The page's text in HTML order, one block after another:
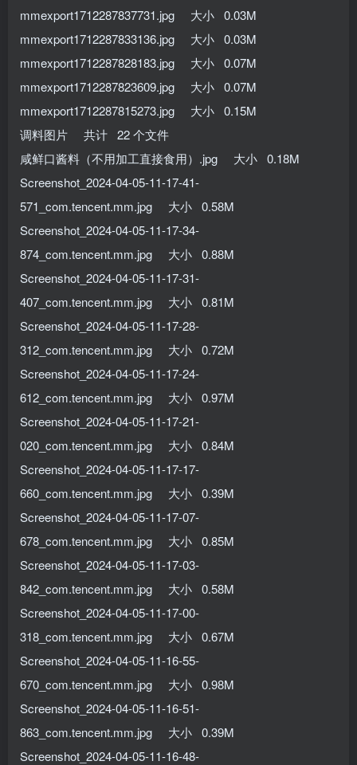
mmexport1712287837731.jpg 大小 0.03M
mmexport1712287833136.jpg 大小 0.03M
mmexport1712287828183.jpg 大小 0.07M
mmexport1712287823609.jpg 大小 0.07M
mmexport1712287815273.jpg 大小 0.15M
调料图片 共计 22 个文件
咸鲜口酱料（不用加工直接食用）.jpg 大小 0.18M
Screenshot_2024-04-05-11-17-41-
571_com.tencent.mm.jpg 大小 0.58M
Screenshot_2024-04-05-11-17-34-
874_com.tencent.mm.jpg 大小 0.88M
Screenshot_2024-04-05-11-17-31-
407_com.tencent.mm.jpg 大小 0.81M
Screenshot_2024-04-05-11-17-28-
312_com.tencent.mm.jpg 大小 0.72M
Screenshot_2024-04-05-11-17-24-
612_com.tencent.mm.jpg 大小 0.97M
Screenshot_2024-04-05-11-17-21-
020_com.tencent.mm.jpg 大小 0.84M
Screenshot_2024-04-05-11-17-17-
660_com.tencent.mm.jpg 大小 0.39M
Screenshot_2024-04-05-11-17-07-
678_com.tencent.mm.jpg 大小 0.85M
Screenshot_2024-04-05-11-17-03-
842_com.tencent.mm.jpg 大小 0.58M
Screenshot_2024-04-05-11-17-00-
318_com.tencent.mm.jpg 大小 0.67M
Screenshot_2024-04-05-11-16-55-
670_com.tencent.mm.jpg 大小 0.98M
Screenshot_2024-04-05-11-16-51-
863_com.tencent.mm.jpg 大小 0.39M
Screenshot_2024-04-05-11-16-48-